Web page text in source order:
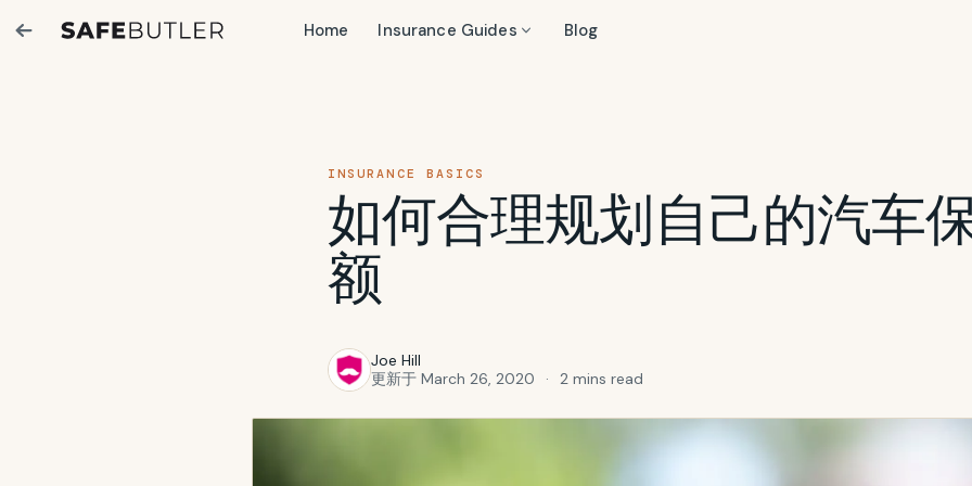
Home Insurance Guides Blog
INSURANCE BASICS
如何合理规划自己的汽车
额
Joe Hill
更新于 March 26, 2020
· 2 mins read